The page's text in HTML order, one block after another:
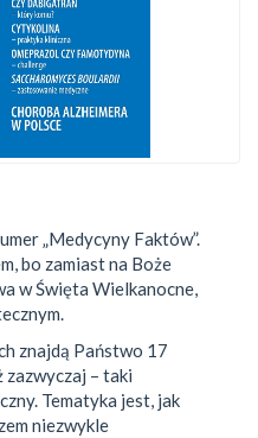
„Medycyny Faktów”.
bo zamiast na Boże
w Święta Wielkanocne,
znajdą Państwo 17
zazwyczaj – taki
Tematyka jest, jak
niezwykle